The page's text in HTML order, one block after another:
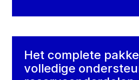
Het complete
volledige